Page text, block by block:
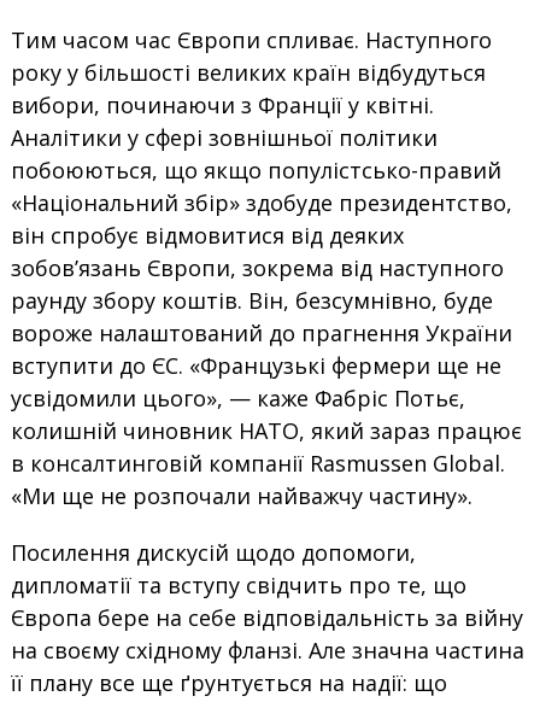
Тим часом час Європи спливає. Наступного
року у більшості великих країн відбудуться
вибори, починаючи з Франції у квітні.
Аналітики у сфері зовнішньої політики
побоюються, що якщо популістсько-правий
«Національний збір» здобуде президентство,
він спробує відмовитися від деяких
зобов’язань Європи, зокрема від наступного
раунду збору коштів. Він, безсумнівно, буде
вороже налаштований до прагнення України
вступити до ЄС. «Французькі фермери ще не
усвідомили цього», — каже Фабріс Потьє,
колишній чиновник НАТО, який зараз працює
в консалтинговій компанії Rasmussen Global.
«Ми ще не розпочали найважчу частину».
Посилення дискусій щодо допомоги,
дипломатії та вступу свідчить про те, що
Європа бере на себе відповідальність за війну
на своєму східному фланзі. Але значна частина
її плану все ще ґрунтується на надії: що